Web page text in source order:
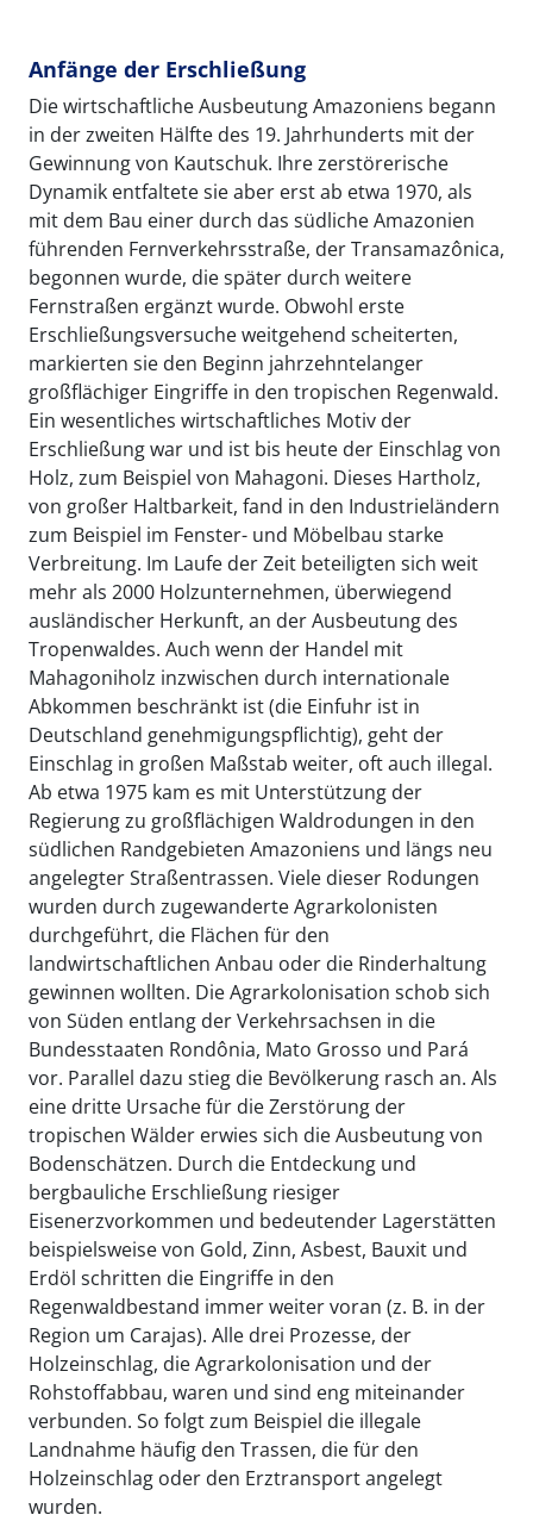
Anfänge der Erschließung
Die wirtschaftliche Ausbeutung Amazoniens begann
in der zweiten Hälfte des 19. Jahrhunderts mit der
Gewinnung von Kautschuk. Ihre zerstörerische
Dynamik entfaltete sie aber erst ab etwa 1970, als
mit dem Bau einer durch das südliche Amazonien
führenden Fernverkehrsstraße, der Transamazônica,
begonnen wurde, die später durch weitere
Fernstraßen ergänzt wurde. Obwohl erste
Erschließungsversuche weitgehend scheiterten,
markierten sie den Beginn jahrzehntelanger
großflächiger Eingriffe in den tropischen Regenwald.
Ein wesentliches wirtschaftliches Motiv der
Erschließung war und ist bis heute der Einschlag von
Holz, zum Beispiel von Mahagoni. Dieses Hartholz,
von großer Haltbarkeit, fand in den Industrieländern
zum Beispiel im Fenster- und Möbelbau starke
Verbreitung. Im Laufe der Zeit beteiligten sich weit
mehr als 2000 Holzunternehmen, überwiegend
ausländischer Herkunft, an der Ausbeutung des
Tropenwaldes. Auch wenn der Handel mit
Mahagoniholz inzwischen durch internationale
Abkommen beschränkt ist (die Einfuhr ist in
Deutschland genehmigungspflichtig), geht der
Einschlag in großen Maßstab weiter, oft auch illegal.
Ab etwa 1975 kam es mit Unterstützung der
Regierung zu großflächigen Waldrodungen in den
südlichen Randgebieten Amazoniens und längs neu
angelegter Straßentrassen. Viele dieser Rodungen
wurden durch zugewanderte Agrarkolonisten
durchgeführt, die Flächen für den
landwirtschaftlichen Anbau oder die Rinderhaltung
gewinnen wollten. Die Agrarkolonisation schob sich
von Süden entlang der Verkehrsachsen in die
Bundesstaaten Rondônia, Mato Grosso und Pará
vor. Parallel dazu stieg die Bevölkerung rasch an. Als
eine dritte Ursache für die Zerstörung der
tropischen Wälder erwies sich die Ausbeutung von
Bodenschätzen. Durch die Entdeckung und
bergbauliche Erschließung riesiger
Eisenerzvorkommen und bedeutender Lagerstätten
beispielsweise von Gold, Zinn, Asbest, Bauxit und
Erdöl schritten die Eingriffe in den
Regenwaldbestand immer weiter voran (z. B. in der
Region um Carajas). Alle drei Prozesse, der
Holzeinschlag, die Agrarkolonisation und der
Rohstoffabbau, waren und sind eng miteinander
verbunden. So folgt zum Beispiel die illegale
Landnahme häufig den Trassen, die für den
Holzeinschlag oder den Erztransport angelegt
wurden.